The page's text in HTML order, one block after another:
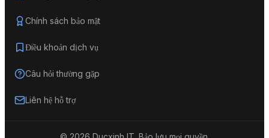
Chính sách bảo mật
Điều khoản dịch vụ
Câu hỏi thường gặp
Liên hệ hỗ trợ